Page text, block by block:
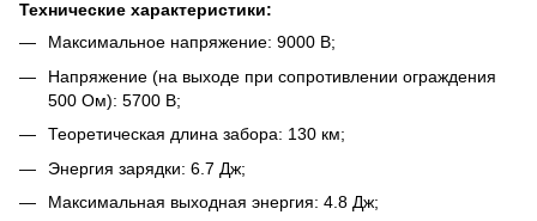
Технические характеристики:
Максимальное напряжение: 9000 В;
Напряжение (на выходе при сопротивлении ограждения
500 Ом): 5700 В;
Теоретическая длина забора: 130 км;
Энергия зарядки: 6.7 Дж;
Максимальная выходная энергия: 4.8 Дж;